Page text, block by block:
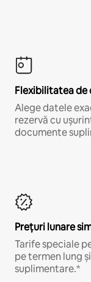
Flexibilitatea de
Alege datele
rezervă cu
documente
Prețuri lunare
Tarife speciale
pe termen lung
suplimentare.*